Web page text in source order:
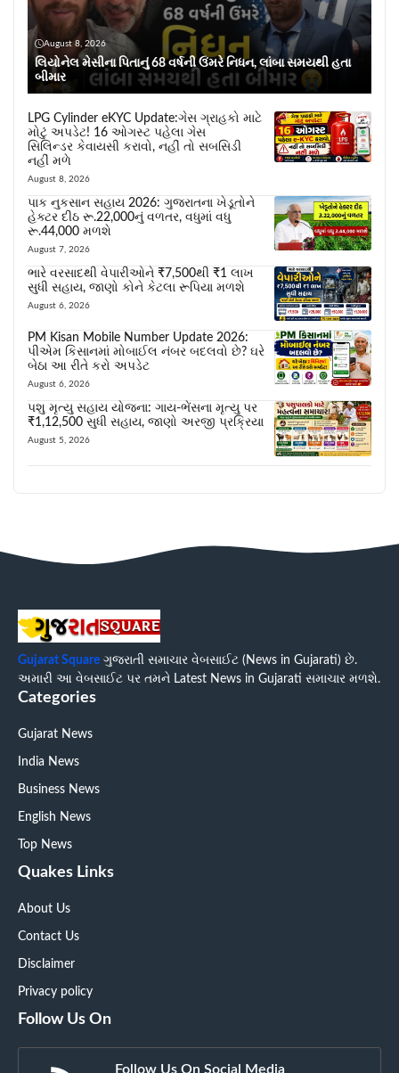
August 8, 2026
લિયોનેલ મેસીના પિતાનું 68 વર્ષની ઉંમરે નિધન, લાંબા સમયથી હતા
બીમાર
LPG Cylinder eKYC Update:ગેસ ગ્રાહકો માટે
મોટું અપડેટ! 16 ઓગસ્ટ પહેલા ગેસ
સિલિન્ડર કેવાયસી કરાવો, નહીં તો સબસિડી
નહીં મળે
August 8, 2026
પાક નુકસાન સહાય 2026: ગુજરાતના ખેડૂતોને
હેક્ટર દીઠ રૂ.22,000નું વળતર, વધુમાં વધુ
રૂ.44,000 મળશે
August 7, 2026
ભારે વરસાદથી વેપારીઓને ₹7,500થી ₹1 લાખ
સુધી સહાય, જાણો કોને કેટલા રૂપિયા મળશે
August 6, 2026
PM Kisan Mobile Number Update 2026:
પીએમ કિસાનમાં મોબાઈલ નંબર બદલવો છે? ઘરે
બેઠા આ રીતે કરો અપડેટ
August 6, 2026
પશુ મૃત્યુ સહાય યોજના: ગાય-ભેંસના મૃત્યુ પર
₹1,12,500 સુધી સહાય, જાણો અરજી પ્રક્રિયા
August 5, 2026
Gujarat Square ગુજરાતી સમાચાર વેબસાઈટ (News in Gujarati) છે.
અમારી આ વેબસાઈટ પર તમને Latest News in Gujarati સમાચાર મળશે.
Categories
Gujarat News
India News
Business News
English News
Top News
Quakes Links
About Us
Contact Us
Disclaimer
Privacy policy
Follow Us On
Follow Us On Social Media